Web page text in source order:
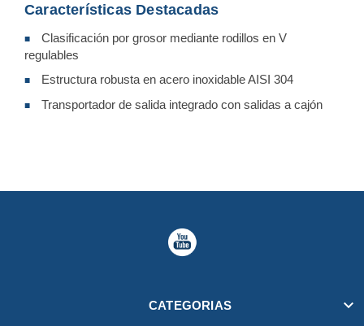
Características Destacadas
■
Clasificación por grosor mediante rodillos en V
regulables
■ Estructura robusta en acero inoxidable AISI 304
■ Transportador de salida integrado con salidas a cajón
CATEGORIAS 